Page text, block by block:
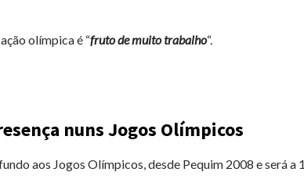
olímpica é “fruto de muito trabalho“.
nuns Jogos Olímpicos
aos Jogos Olímpicos, desde Pequim 2008 e será a